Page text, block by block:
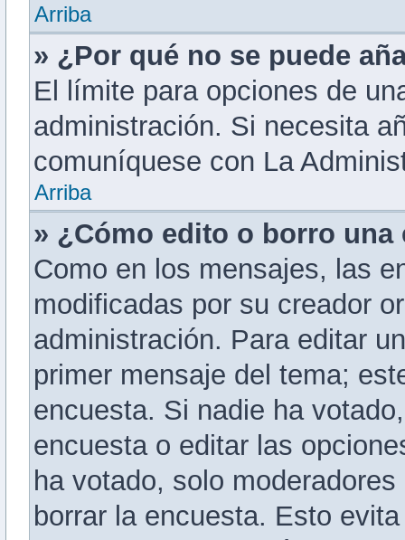
Arriba
» ¿Por qué no se puede
El límite para opciones de
administración. Si necesita
comuníquese con La
Arriba
» ¿Cómo edito o borro una
Como en los mensajes, las
modificadas por su creador
administración. Para editar
primer mensaje del tema;
encuesta. Si nadie ha
encuesta o editar las
ha votado, solo
borrar la encuesta. Esto